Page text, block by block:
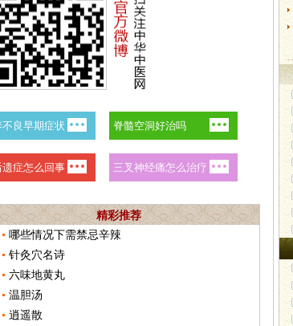
精彩推荐
哪些情况下需禁忌辛辣
针灸穴名诗
六味地黄丸
温胆汤
逍遥散